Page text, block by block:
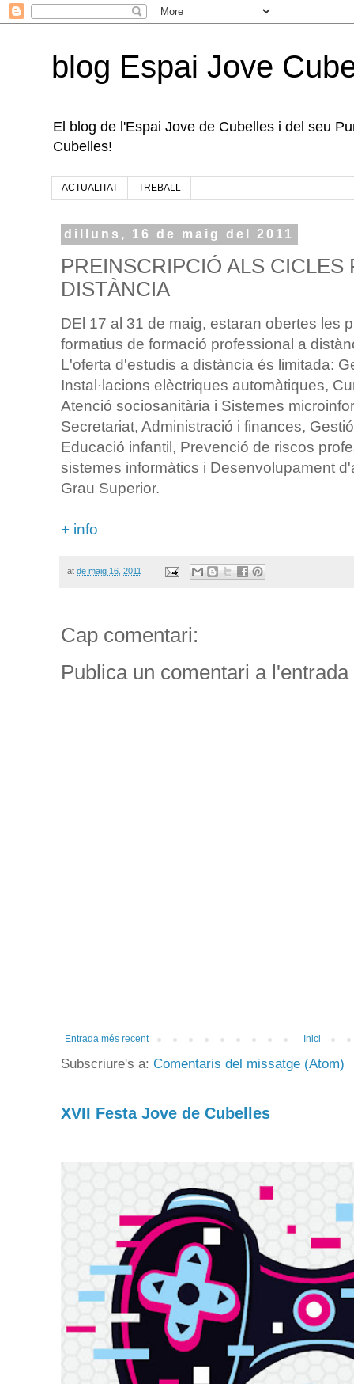
blog Espai Jove
El blog de l'Espai Jove de Cubelles i del seu
Cubelles!
ACTUALITAT TREBALL
dilluns, 16 de maig del 2011
PREINSCRIPCIÓ ALS CICLES
DISTÀNCIA
DEl 17 al 31 de maig, estaran obertes les
formatius de formació professional a
L'oferta d'estudis a distància és limitada:
Instal·lacions elèctriques automàtiques,
Atenció sociosanitària i Sistemes
Secretariat, Administració i finances,
Educació infantil, Prevenció de riscos
sistemes informàtics i Desenvolupament
Grau Superior.
+ info
at de maig 16, 2011
Cap comentari:
Publica un comentari a l'entrada
Entrada més recent Inici
Subscriure's a: Comentaris del missatge (Atom)
XVII Festa Jove de Cubelles